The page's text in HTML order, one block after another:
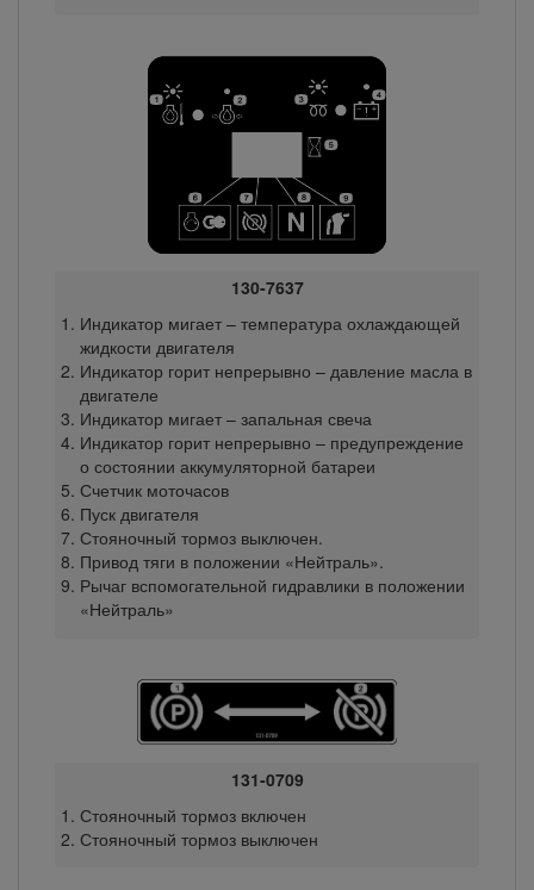
130-7637
Индикатор мигает – температура охлаждающей
жидкости двигателя
Индикатор горит непрерывно – давление масла в
двигателе
Индикатор мигает – запальная свеча
Индикатор горит непрерывно – предупреждение
о состоянии аккумуляторной батареи
Счетчик моточасов
Пуск двигателя
Стояночный тормоз выключен.
Привод тяги в положении «Нейтраль».
Рычаг вспомогательной гидравлики в положении
«Нейтраль»
131-0709
Стояночный тормоз включен
Стояночный тормоз выключен